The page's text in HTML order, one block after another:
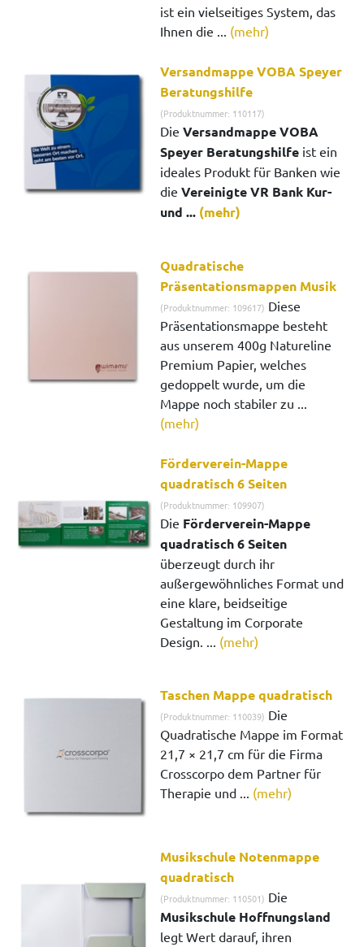
ist ein vielseitiges System, das
Ihnen die ... (mehr)
Versandmappe VOBA Speyer
Beratungshilfe
(Produktnummer: 110117)
DieVersandmappe VOBA
Speyer Beratungshilfe ist ein
ideales Produkt für Banken wie
dieVereinigte VR Bank Kur-
und ... (mehr)
Quadratische
Präsentationsmappen Musik
(Produktnummer: 109617) Diese
Präsentationsmappe besteht
aus unserem 400g Natureline
Premium Papier, welches
gedoppelt wurde, um die
Mappe noch stabiler zu ...
(mehr)
Förderverein-Mappe
quadratisch 6 Seiten
(Produktnummer: 109907)
Die Förderverein-Mappe
quadratisch 6 Seiten
überzeugt durch ihr
außergewöhnliches Format und
eine klare, beidseitige
Gestaltung im Corporate
Design. ... (mehr)
Taschen Mappe quadratisch
(Produktnummer: 110039) Die
Quadratische Mappe im Format
21,7 × 21,7 cm für die Firma
Crosscorpo dem Partner für
Therapie und ... (mehr)
Musikschule Notenmappe
quadratisch
(Produktnummer: 110501) Die
Musikschule Hoffnungsland
legt Wert darauf, ihren